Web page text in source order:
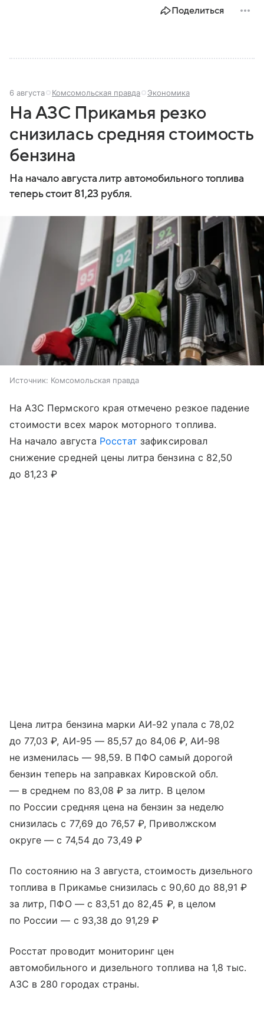
Поделиться
6 августа Комсомольская правда Экономика
На АЗС Прикамья резко
снизилась средняя стоимость
бензина
На начало августа литр автомобильного топлива
теперь стоит 81,23 рубля.
Источник: Комсомольская правда
На АЗС Пермского края отмечено резкое падение
стоимости всех марок моторного топлива.
На начало августа Росстат зафиксировал
снижение средней цены литра бензина с 82,50
до 81,23 ₽
Цена литра бензина марки АИ-92 упала с 78,02
до 77,03 ₽, АИ-95 — 85,57 до 84,06 ₽, АИ-98
не изменилась — 98,59. В ПФО самый дорогой
бензин теперь на заправках Кировской обл.
— в среднем по 83,08 ₽ за литр. В целом
по России средняя цена на бензин за неделю
снизилась с 77,69 до 76,57 ₽, Приволжском
округе — с 74,54 до 73,49 ₽
По состоянию на 3 августа, стоимость дизельного
топлива в Прикамье снизилась с 90,60 до 88,91 ₽
за литр, ПФО — с 83,51 до 82,45 ₽, в целом
по России — с 93,38 до 91,29 ₽
Росстат проводит мониторинг цен
автомобильного и дизельного топлива на 1,8 тыс.
АЗС в 280 городах страны.